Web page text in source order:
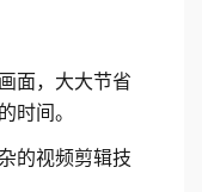
面，大大节省
时间。
的视频剪辑技